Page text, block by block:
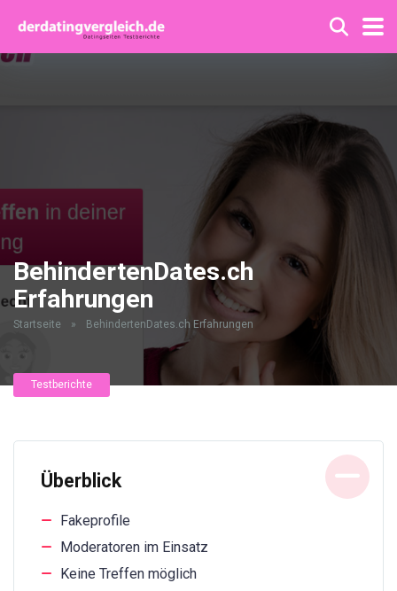
BehindertenDates.ch
Erfahrungen
Startseite » BehindertenDates.ch Erfahrungen
Testberichte
Überblick
Fakeprofile
Moderatoren im Einsatz
Keine Treffen möglich